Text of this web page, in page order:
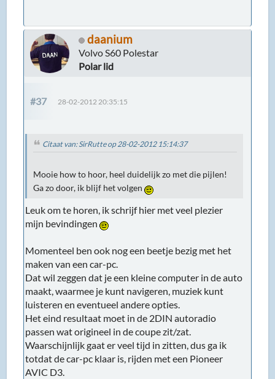
daanium
Volvo S60 Polestar
Polar lid
#37 28-02-2012 20:35:15
Citaat van: SirRutte op 28-02-2012 15:14:37
Mooie how to hoor, heel duidelijk zo met die pijlen!
Ga zo door, ik blijf het volgen
Leuk om te horen, ik schrijf hier met veel plezier
mijn bevindingen
Momenteel ben ook nog een beetje bezig met het
maken van een car-pc.
Dat wil zeggen dat je een kleine computer in de auto
maakt, waarmee je kunt navigeren, muziek kunt
luisteren en eventueel andere opties.
Het eind resultaat moet in de 2DIN autoradio
passen wat origineel in de coupe zit/zat.
Waarschijnlijk gaat er veel tijd in zitten, dus ga ik
totdat de car-pc klaar is, rijden met een Pioneer
AVIC D3.